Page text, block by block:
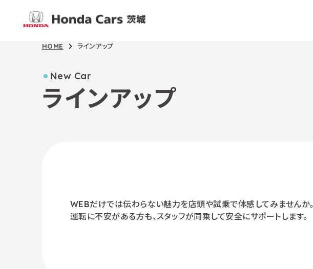
HOME ラインアップ
New Car
ラインアップ
WEBだけでは伝わらない魅力を店頭や試乗で体感してみませんか。
運転に不安がある方も、スタッフが同乗して安全にサポートします。